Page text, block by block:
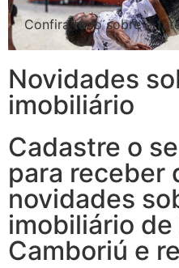
Confira tudo sobre o
Novidades
imobiliário
Cadastre o
para receber
novidades
imobiliário de
Camboriú e